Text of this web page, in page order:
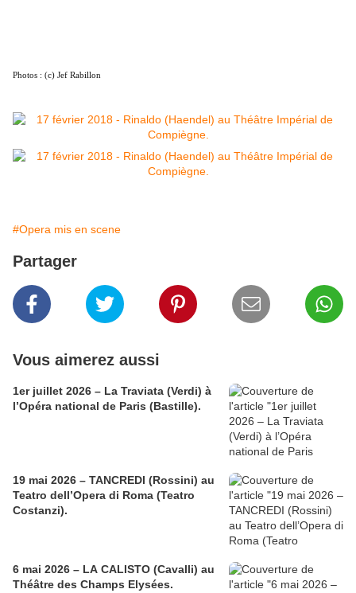
Photos : (c) Jef Rabillon
#Opera mis en scene
Partager
Vous aimerez aussi
1er juillet 2026 – La Traviata (Verdi) à
l’Opéra national de Paris (Bastille).
19 mai 2026 – TANCREDI (Rossini) au
Teatro dell’Opera di Roma (Teatro
Costanzi).
6 mai 2026 – LA CALISTO (Cavalli) au
Théâtre des Champs Elysées.